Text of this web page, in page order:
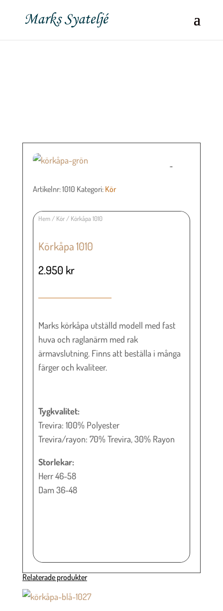
Artikelnr:1010 Kategori: Kör
Hem/ Kör/ Körkåpa 1010
Körkåpa 1010
2.950 kr
Marks körkåpa utställd modell med fast
huva och raglanärm med rak
ärmavslutning. Finns att beställa i många
färger och kvaliteer.
Tygkvalitet:
Trevira: 100% Polyester
Trevira/rayon: 70% Trevira, 30% Rayon
Storlekar:
Herr 46-58
Dam 36-48
Relaterade produkter